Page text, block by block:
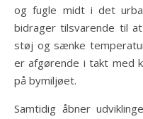
og fugle midt i det
bidrager tilsvarende til
støj og sænke
er afgørende i takt med
på bymiljøet.
Samtidig åbner